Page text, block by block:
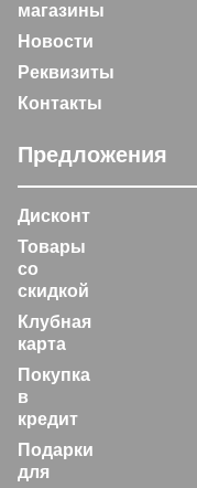
магазины
Новости
Реквизиты
Контакты
Предложения
Дисконт
Товары
со
скидкой
Клубная
карта
Покупка
в
кредит
Подарки
для